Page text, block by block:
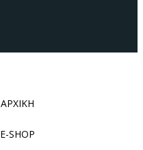
ΑΡΧΙΚΗ
E-SHOP